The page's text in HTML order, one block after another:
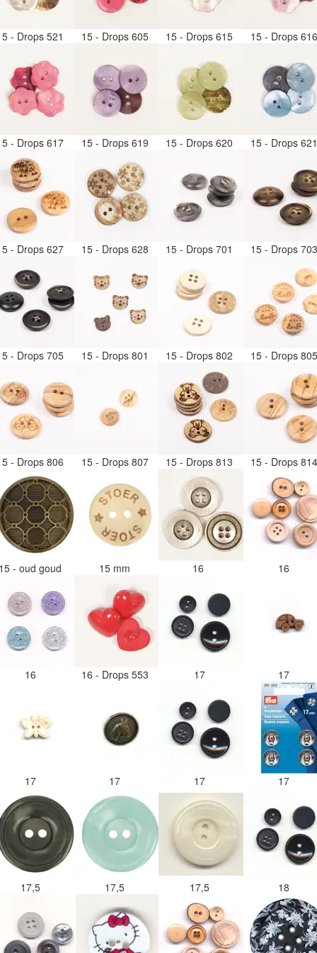
- Drops 521 15 - Drops 605 15 - Drops 615 15 - Drops
- Drops 617 15 - Drops 619 15 - Drops 620 15 - Drops
- Drops 627 15 - Drops 628 15 - Drops 701 15 - Drops
- Drops 705 15 - Drops 801 15 - Drops 802 15 - Drops
- Drops 806 15 - Drops 807 15 - Drops 813 15 - Drops
- oud goud 15 mm 16 16
16 16 - Drops 553 17 17
17 17 17 17
17,5 17,5 17,5 18